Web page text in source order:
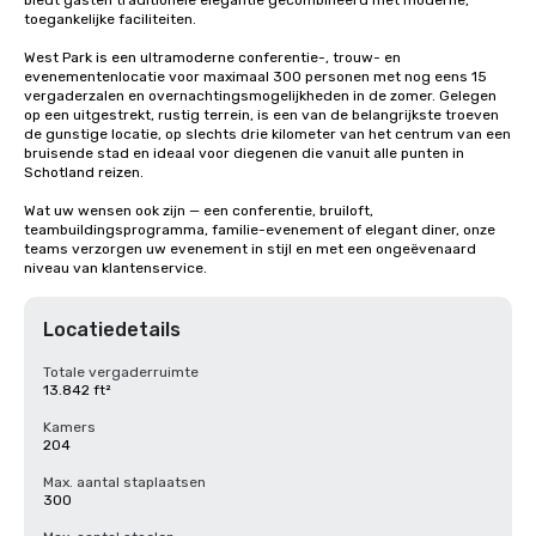
toegankelijke faciliteiten.
West Park is een ultramoderne conferentie-, trouw- en
evenementenlocatie voor maximaal 300 personen met nog eens 15
vergaderzalen en overnachtingsmogelijkheden in de zomer. Gelegen
op een uitgestrekt, rustig terrein, is een van de belangrijkste troeven
de gunstige locatie, op slechts drie kilometer van het centrum van een
bruisende stad en ideaal voor diegenen die vanuit alle punten in
Schotland reizen.
Wat uw wensen ook zijn — een conferentie, bruiloft,
teambuildingsprogramma, familie-evenement of elegant diner, onze
teams verzorgen uw evenement in stijl en met een ongeëvenaard
niveau van klantenservice.
Locatiedetails
Totale vergaderruimte
13.842 ft²
Kamers
204
Max. aantal staplaatsen
300